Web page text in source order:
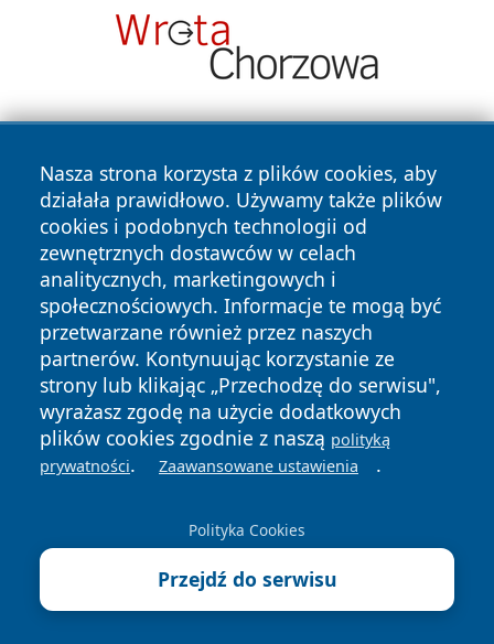
Nasza strona korzysta z plików cookies, aby
działała prawidłowo. Używamy także plików
cookies i podobnych technologii od
zewnętrznych dostawców w celach
analitycznych, marketingowych i
społecznościowych. Informacje te mogą być
przetwarzane również przez naszych
partnerów. Kontynuując korzystanie ze
strony lub klikając „Przechodzę do serwisu",
wyrażasz zgodę na użycie dodatkowych
plików cookies zgodnie z naszą polityką
prywatności. Zaawansowane ustawienia .
Polityka Cookies
Przejdź do serwisu
Copyright © 2026 lubliniec360.pl Wszystkie prawa
zastrzeżone.
News Autorzy
Polityka
Prywatności
Polityka
Cookies